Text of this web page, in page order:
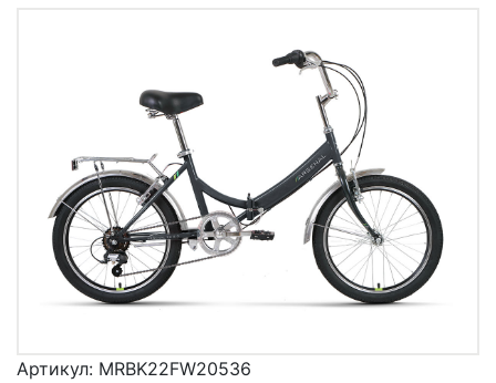
Артикул: MRBK22FW20536